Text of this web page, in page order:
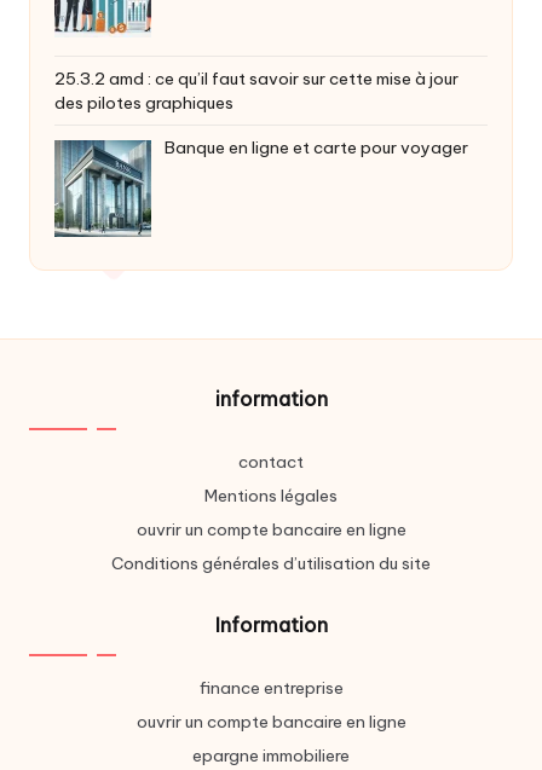
25.3.2 amd : ce qu’il faut savoir sur cette mise à jour
des pilotes graphiques
Banque en ligne et carte pour voyager
information
contact
Mentions légales
ouvrir un compte bancaire en ligne
Conditions générales d’utilisation du site
Information
finance entreprise
ouvrir un compte bancaire en ligne
epargne immobiliere